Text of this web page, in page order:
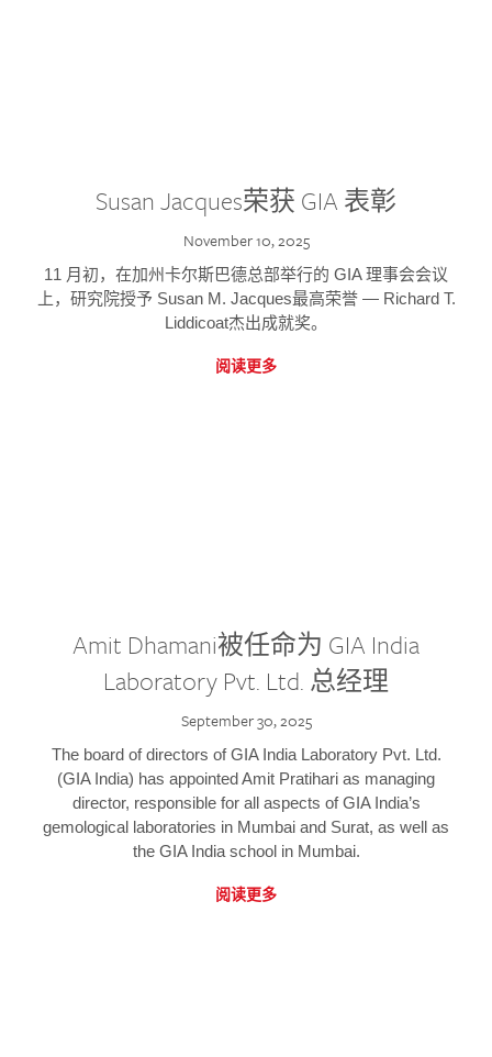
Susan Jacques荣获 GIA 表彰
November 10, 2025
11 月初，在加州卡尔斯巴德总部举行的 GIA 理事会会议
上，研究院授予 Susan M. Jacques最高荣誉 — Richard T.
Liddicoat杰出成就奖。
阅读更多
Amit Dhamani被任命为 GIA India
Laboratory Pvt. Ltd. 总经理
September 30, 2025
The board of directors of GIA India Laboratory Pvt. Ltd.
(GIA India) has appointed Amit Pratihari as managing
director, responsible for all aspects of GIA India’s
gemological laboratories in Mumbai and Surat, as well as
the GIA India school in Mumbai.
阅读更多